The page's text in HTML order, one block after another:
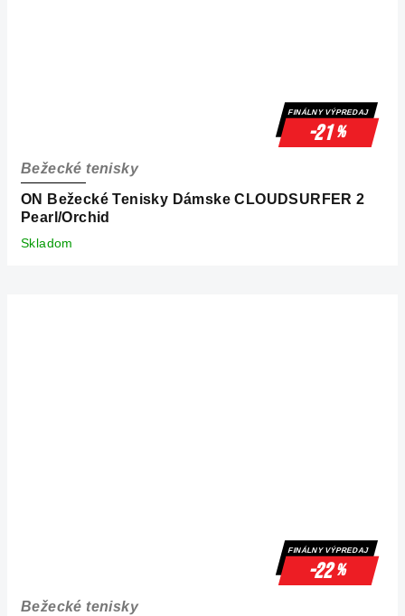
FINÁLNY VÝPREDAJ
-21%
ON Bežecké Tenisky Dámske CLOUDSURFER 2
Pearl/Orchid
Bežecké tenisky
Skladom
FINÁLNY VÝPREDAJ
-22%
Bežecké tenisky